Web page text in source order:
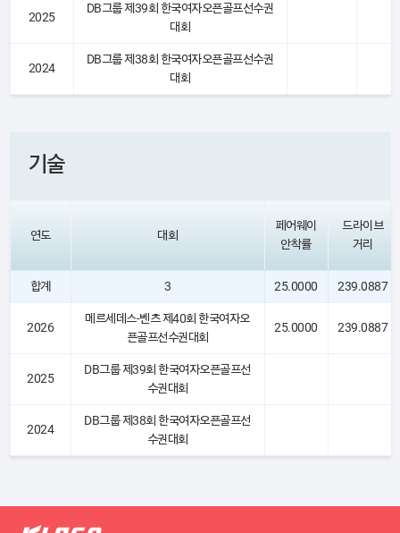
2025
DB그룹 제39회 한국여자오픈골프선수권
대회
2024
DB그룹 제38회 한국여자오픈골프선수권
대회
기술
연도 대회
페어웨이
안착률
드라이브
거리
합계 3 25.0000 239.0887
2026
메르세데스-벤츠 제40회 한국여자오
픈골프선수권대회
25.0000 239.0887
2025
DB그룹 제39회 한국여자오픈골프선
수권대회
2024
DB그룹 제38회 한국여자오픈골프선
수권대회